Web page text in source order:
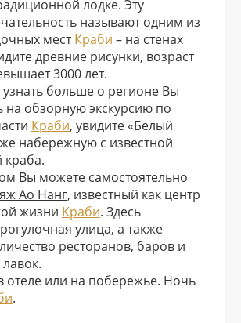
лодке. Эту
называют одним из
местКраби – на стенах
древние рисунки, возраст
3000 лет.
больше о регионе Вы
на обзорную экскурсию по
Краби, увидите «Белый
набережную с известной
краба.
Вы можете самостоятельно
Ао Нанг, известный как центр
жизни Краби. Здесь
улица, а также
ресторанов, баров и
отеле или на побережье. Ночь
.